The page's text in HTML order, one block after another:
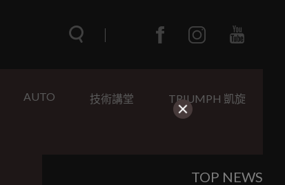
AUTO 技術講堂 TRIUMPH 凱旋
TOP NEWS